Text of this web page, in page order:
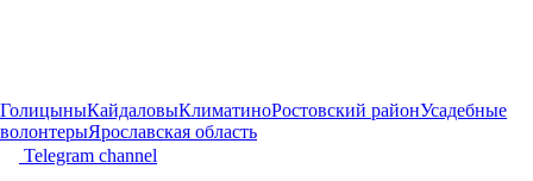
ГолицыныКайдаловыКлиматиноРостовский районУсадебные
волонтерыЯрославская область
Telegram channel